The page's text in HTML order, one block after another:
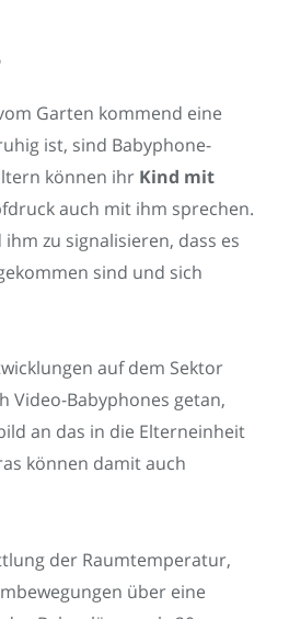
Garten kommend eine
ist, sind Babyphone-
können ihr Kind mit
auch mit ihm sprechen.
zu signalisieren, dass es
sind und sich
auf dem Sektor
Video-Babyphones getan,
an das in die Elterneinheit
können damit auch
der Raumtemperatur,
über eine